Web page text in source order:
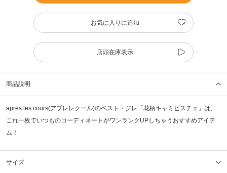
お気に入りに追加
店頭在庫表示
商品説明
apres les cours(アプレレクール)のベスト・ジレ「花柄キャミビスチェ」は、
これ一枚でいつものコーディネートがワンランクUPしちゃうおすすめアイテ
ム！
サイズ